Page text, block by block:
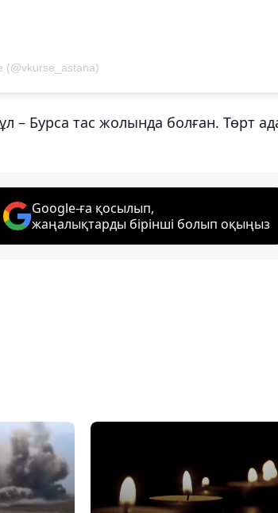
(@vkurse_astana)
– Бурса тас жолында болған. Төрт
Google-ға қосылып,
жаңалықтарды бірінші болып оқыңыз